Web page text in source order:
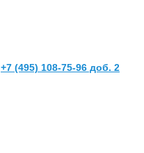
+7 (495) 108-75-96 доб. 2